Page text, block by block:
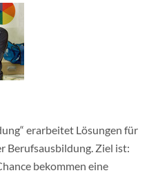
erarbeitet Lösungen für
Berufsausbildung. Ziel ist:
bekommen eine